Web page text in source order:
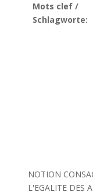
Mots clef /
Schlagworte:
NOTION
L'EGALITE DES